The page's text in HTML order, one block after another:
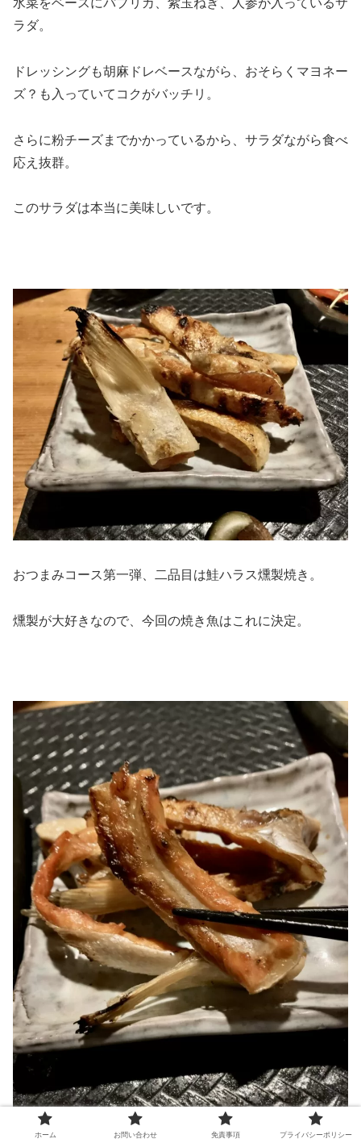
水菜をベースにパプリカ、紫玉ねぎ、人参が入っているサ
ラダ。
ドレッシングも胡麻ドレベースながら、おそらくマヨネー
ズ？も入っていてコクがバッチリ。
さらに粉チーズまでかかっているから、サラダながら食べ
応え抜群。
このサラダは本当に美味しいです。
おつまみコース第一弾、二品目は鮭ハラス燻製焼き。
燻製が大好きなので、今回の焼き魚はこれに決定。
ホーム お問い合わせ 免責事項 プライバシーポリシー